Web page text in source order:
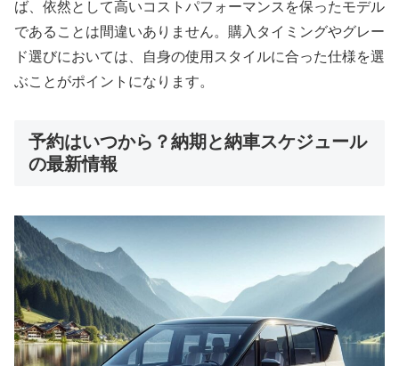
ば、依然として高いコストパフォーマンスを保ったモデル
であることは間違いありません。購入タイミングやグレー
ド選びにおいては、自身の使用スタイルに合った仕様を選
ぶことがポイントになります。
予約はいつから？納期と納車スケジュール
の最新情報